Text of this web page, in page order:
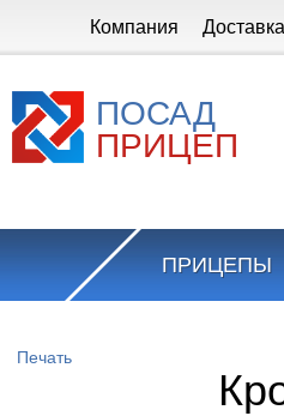
Компания Доставка
ПОСАД
ПРИЦЕП
ПРИЦЕПЫ
Печать